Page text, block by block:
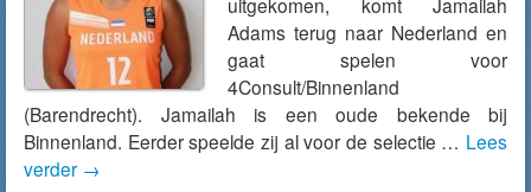
Adams terug naar Nederland en
gaat spelen voor
4Consult/Binnenland
(Barendrecht). Jamailah is een oude bekende bij
Binnenland. Eerder speelde zij al voor de selectie … Lees
verder →